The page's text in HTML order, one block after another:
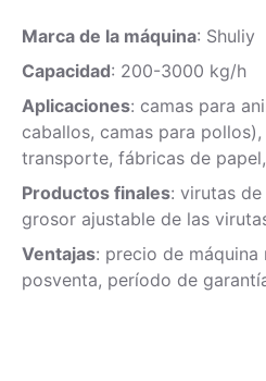
Marca de la máquina: Shuliy
Capacidad: 200-3000 kg/h
Aplicaciones: camas para
caballos, camas para
transporte, fábricas de
Productos finales: virutas
grosor ajustable de las
Ventajas: precio de máquina
posventa, período de